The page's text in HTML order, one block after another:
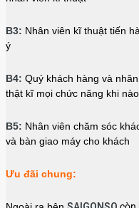
B3: Nhân viên kĩ thuật tiến
ý
B4: Quý khách hàng và
thật kĩ mọi chức năng khi
B5: Nhân viên chăm sóc
và bàn giao máy cho khách
Ưu đãi chung: